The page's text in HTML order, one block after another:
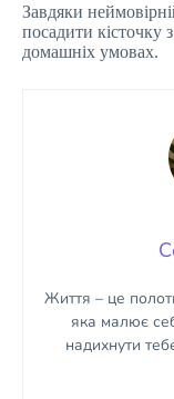
Завдяки
посадити кісточку
домашніх умовах.
Життя – це
яка малює
надихнути